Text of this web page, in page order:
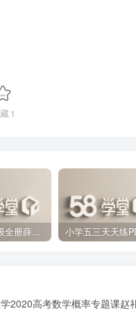
1
初中7~9年级全册薛金星中学教材全解PDF 百度网盘分享下载
2020高考数学概率专题课赵